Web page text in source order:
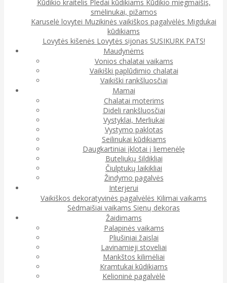
Kūdikio kraitelis Pledai kūdikiams Kūdikio miegmaišis,
smėlinukai, pižamos
Karuselė lovytei Muzikinės vaikiškos pagalvėlės Migdukai
kūdikiams
Lovytės kišenės Lovytės sijonas SUSIKURK PATS!
Maudynėms
Vonios chalatai vaikams
Vaikiški paplūdimio chalatai
Vaikiški rankšluosčiai
Mamai
Chalatai moterims
Dideli rankšluosčiai
Vystyklai, Merliukai
Vystymo paklotas
Seilinukai kūdikiams
Daugkartiniai įklotai į liemenėlę
Buteliukų šildikliai
Čiulptukų laikikliai
Žindymo pagalvės
Interjerui
Vaikiškos dekoratyvinės pagalvėlės Kilimai vaikams
Sėdmaišiai vaikams Sienų dekoras
Žaidimams
Palapinės vaikams
Pliušiniai žaislai
Lavinamieji stoveliai
Mankštos kilimėliai
Kramtukai kūdikiams
Kelioninė pagalvėlė